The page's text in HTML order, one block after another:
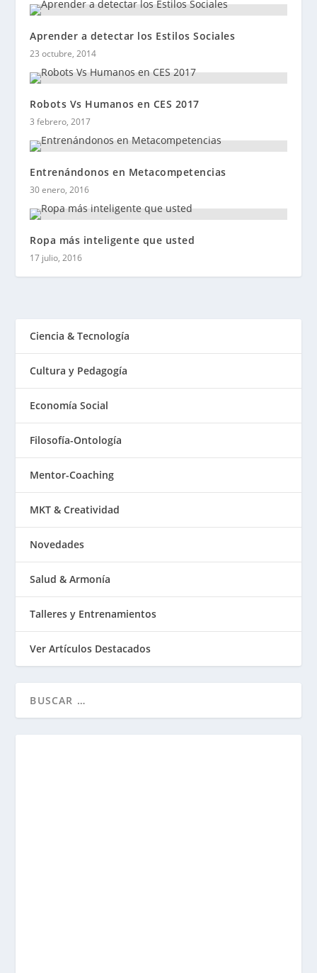
Aprender a detectar los Estilos Sociales
23 octubre, 2014
Robots Vs Humanos en CES 2017
3 febrero, 2017
Entrenándonos en Metacompetencias
30 enero, 2016
Ropa más inteligente que usted
17 julio, 2016
Ciencia & Tecnología
Cultura y Pedagogía
Economía Social
Filosofía-Ontología
Mentor-Coaching
MKT & Creatividad
Novedades
Salud & Armonía
Talleres y Entrenamientos
Ver Artículos Destacados